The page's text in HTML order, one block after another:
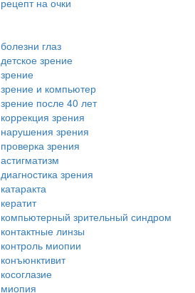
рецепт на очки
болезни глаз
детское зрение
зрение
зрение и компьютер
зрение после 40 лет
коррекция зрения
нарушения зрения
проверка зрения
астигматизм
диагностика зрения
катаракта
кератит
компьютерный зрительный синдром
контактные линзы
контроль миопии
конъюнктивит
косоглазие
миопия